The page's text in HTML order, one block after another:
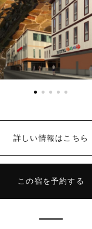
詳しい情報はこちら
この宿を予約する